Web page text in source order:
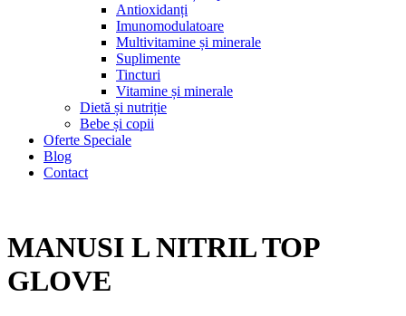
Antioxidanți
Imunomodulatoare
Multivitamine și minerale
Suplimente
Tincturi
Vitamine și minerale
Dietă și nutriție
Bebe și copii
Oferte Speciale
Blog
Contact
MANUSI L NITRIL TOP
GLOVE